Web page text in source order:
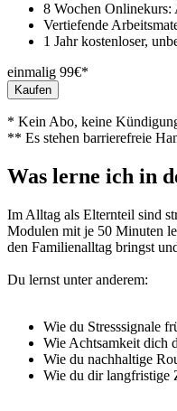
8 Wochen Onlinekurs:
Vertiefende
1 Jahr kostenloser,
einmalig 99€*
Kaufen
* Kein Abo, keine
** Es stehen barrierefreie
Was lerne ich in
Im Alltag als Elternteil sind
Modulen mit je 50 Minuten
den Familienalltag bringst
Du lernst unter anderem:
Wie du Stresssignale
Wie Achtsamkeit dich
Wie du nachhaltige
Wie du dir langfristige